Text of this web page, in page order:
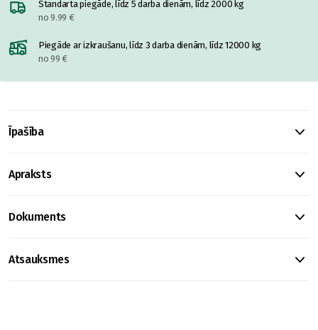
Standarta piegāde, līdz 5 darba dienām, līdz 2000 kg
no 9.99 €
Piegāde ar izkraušanu, līdz 3 darba dienām, līdz 12000 kg
no 99 €
Īpašība
Apraksts
Dokuments
Atsauksmes